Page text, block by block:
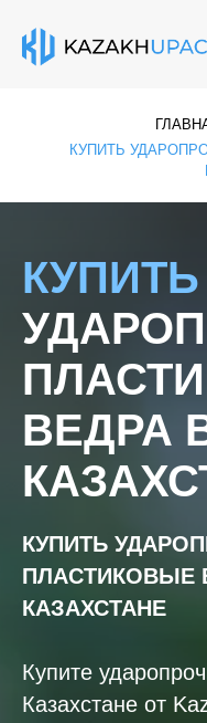
КУПИТЬ
КУПИТЬ
ВЕДРА
КУПИТЬ
ПЛАСТИКОВЫЕ
КАЗАХСТАНЕ
Купите
Казахстане от